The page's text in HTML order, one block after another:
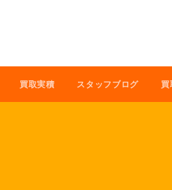
買取実積 スタッフブログ 買